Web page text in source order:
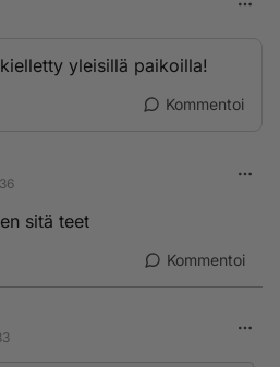
yleisillä paikoilla!
Kommentoi
sitä teet
Kommentoi